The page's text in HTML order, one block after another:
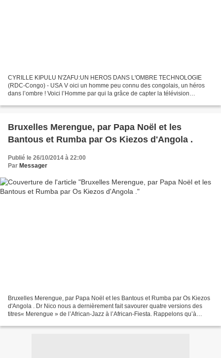
CYRILLE KIPULU N'ZAFU:UN HEROS DANS L'OMBRE TECHNOLOGIE
(RDC-Congo) - USA V oici un homme peu connu des congolais, un héros
dans l’ombre ! Voici l’Homme par qui la grâce de capter la télévision
Bruxelles Merengue, par Papa Noël et les
Bantous et Rumba par Os Kiezos d'Angola .
Publié le 26/10/2014 à 22:00
Par Messager
Bruxelles Merengue, par Papa Noël et les Bantous et Rumba par Os Kiezos
d'Angola . Dr Nico nous a dernièrement fait savourer quatre versions des
titres« Merengue » de l’African-Jazz à l’African-Fiesta. Rappelons qu’à